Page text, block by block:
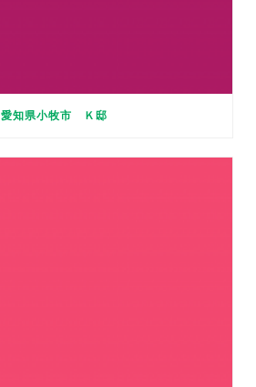
愛知県小牧市 Ｋ邸